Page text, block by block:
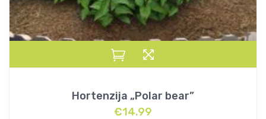
Hortenzija „Polar bear”
€14.99